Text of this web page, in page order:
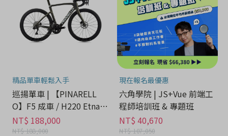
精品單車輕鬆入手
巡揚單車 | 【PINARELL
O】F5 成車 / H220 Etna B
lack Matt
NT$ 188,000
NT$ 188,000
現在報名最優惠
六角學院 | JS+Vue 前端工
程師培訓班 & 專題班
NT$ 40,670
NT$ 107,050